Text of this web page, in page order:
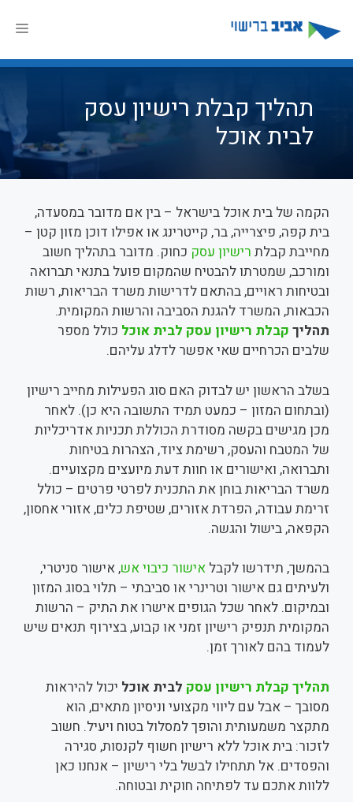
לתוכן
תהליך קבלת רישיון עסק
לבית אוכל
הקמה של בית אוכל בישראל – בין אם מדובר במסעדה,
בית קפה, פיצרייה, בר, קייטרינג או אפילו דוכן מזון קטן –
מחייבת קבלת רישיון עסק כחוק. מדובר בתהליך חשוב
ומורכב, שמטרתו להבטיח שהמקום פועל בתנאי תברואה
ובטיחות ראויים, בהתאם לדרישות משרד הבריאות, רשות
הכבאות, המשרד להגנת הסביבה והרשות המקומית.
תהליך קבלת רישיון עסק לבית אוכל כולל מספר
שלבים הכרחיים שאי אפשר לדלג עליהם.
בשלב הראשון יש לבדוק האם סוג הפעילות מחייב רישיון
(ובתחום המזון – כמעט תמיד התשובה היא כן). לאחר
מכן מגישים בקשה מסודרת הכוללת תכניות אדריכליות
של המטבח והעסק, רשימת ציוד, הצהרות בטיחות
ותברואה, ואישורים או חוות דעת מיועצים מקצועיים.
משרד הבריאות בוחן את התכנית לפרטי פרטים – כולל
זרימת עבודה, הפרדת אזורים, שטיפת כלים, אזורי אחסון,
הקפאה, בישול והגשה.
בהמשך, תידרשו לקבל אישור כיבוי אש, אישור סניטרי,
ולעיתים גם אישור וטרינרי או סביבתי – תלוי בסוג המזון
ובמיקום. לאחר שכל הגופים אישרו את התיק – הרשות
המקומית תנפיק רישיון זמני או קבוע, בצירוף תנאים שיש
לעמוד בהם לאורך זמן.
תהליך קבלת רישיון עסק לבית אוכל יכול להיראות
מסובך – אבל עם ליווי מקצועי וניסיון מתאים, הוא
מתקצר משמעותית והופך למסלול בטוח ויעיל. חשוב
לזכור: בית אוכל ללא רישיון חשוף לקנסות, סגירה
והפסדים. אל תתחילו לבשל בלי רישיון – אנחנו כאן
ללוות אתכם עד לפתיחה חוקית ובטוחה.